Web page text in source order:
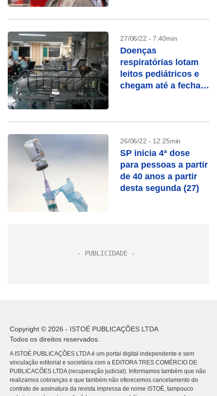
27/06/22 - 7:40min
Doenças
respiratórias lotam
leitos pediátricos e
chegam até a fechar
26/06/22 - 12:25min
SP inicia 4ª dose
para pessoas a partir
de 40 anos a partir
desta segunda (27)
Copyright © 2026 - ISTOÉ PUBLICAÇÕES LTDA
Todos os direitos reservados.
A ISTOÉ PUBLICAÇÕES LTDA é um portal digital independente e sem
vinculação editorial e societária com a EDITORA TRES COMÉRCIO DE
PUBLICACÕES LTDA (recuperação judicial). Informamos também que não
realizamos cobranças e que também não oferecemos cancelamento do
contrato de assinatura da revista impressa de nome ISTOÉ, tampouco